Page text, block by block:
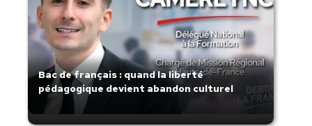
Bac de français : quand la liberté
pédagogique devient abandon culturel